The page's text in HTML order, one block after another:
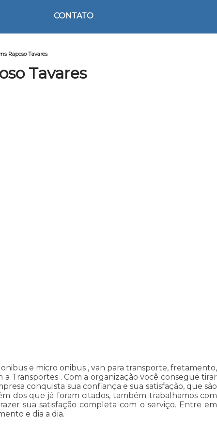
CONTATO
Raposo Tavares
Tavares
e micro onibus , van para transporte, fretamento,
Transportes . Com a organização você consegue tirar
conquista sua confiança e sua satisfação, que são
dos que já foram citados, também trabalhamos com
sua satisfação completa com o serviço. Entre em
e dia a dia.